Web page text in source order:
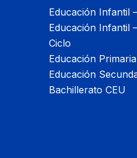
Educación Infantil
Educación Infantil
Ciclo
Educación Primaria
Educación
Bachillerato CEU